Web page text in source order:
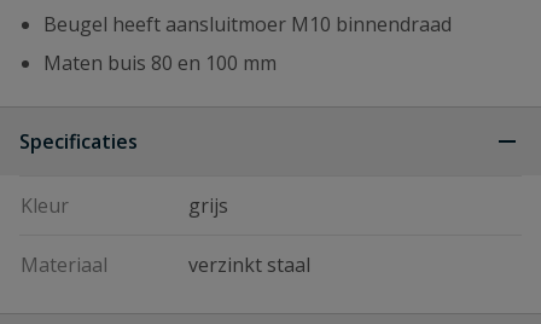
Beugel heeft aansluitmoer M10 binnendraad
Maten buis 80 en 100 mm
Specificaties
Kleur grijs
Materiaal verzinkt staal